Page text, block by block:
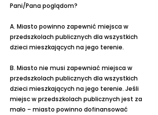
Pani/Pana poglądom?
A. Miasto powinno zapewnić miejsca w
przedszkolach publicznych dla wszystkich
dzieci mieszkających na jego terenie.
B. Miasto nie musi zapewniać miejsca w
przedszkolach publicznych dla wszystkich
dzieci mieszkających na jego terenie. Jeśli
miejsc w przedszkolach publicznych jest za
mało – miasto powinno dofinansować